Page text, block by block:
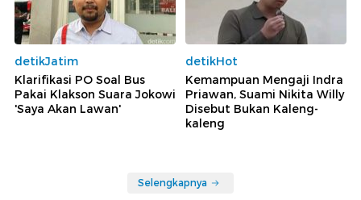
detikJatim
Klarifikasi PO Soal Bus
Pakai Klakson Suara Jokowi
'Saya Akan Lawan'
detikHot
Kemampuan Mengaji Indra
Priawan, Suami Nikita Willy
Disebut Bukan Kaleng-
kaleng
Selengkapnya